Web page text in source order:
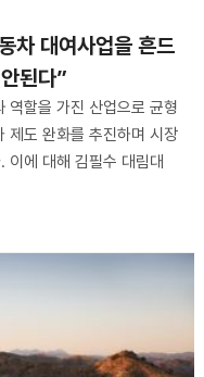
차 대여사업을 흔드
된다”
역할을 가진 산업으로 균형
제도 완화를 추진하며 시장
이에 대해 김필수 대림대